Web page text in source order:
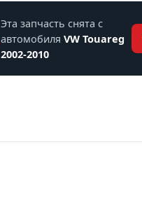
Эта запчасть снята с
автомобиля VW Touareg
2002-2010